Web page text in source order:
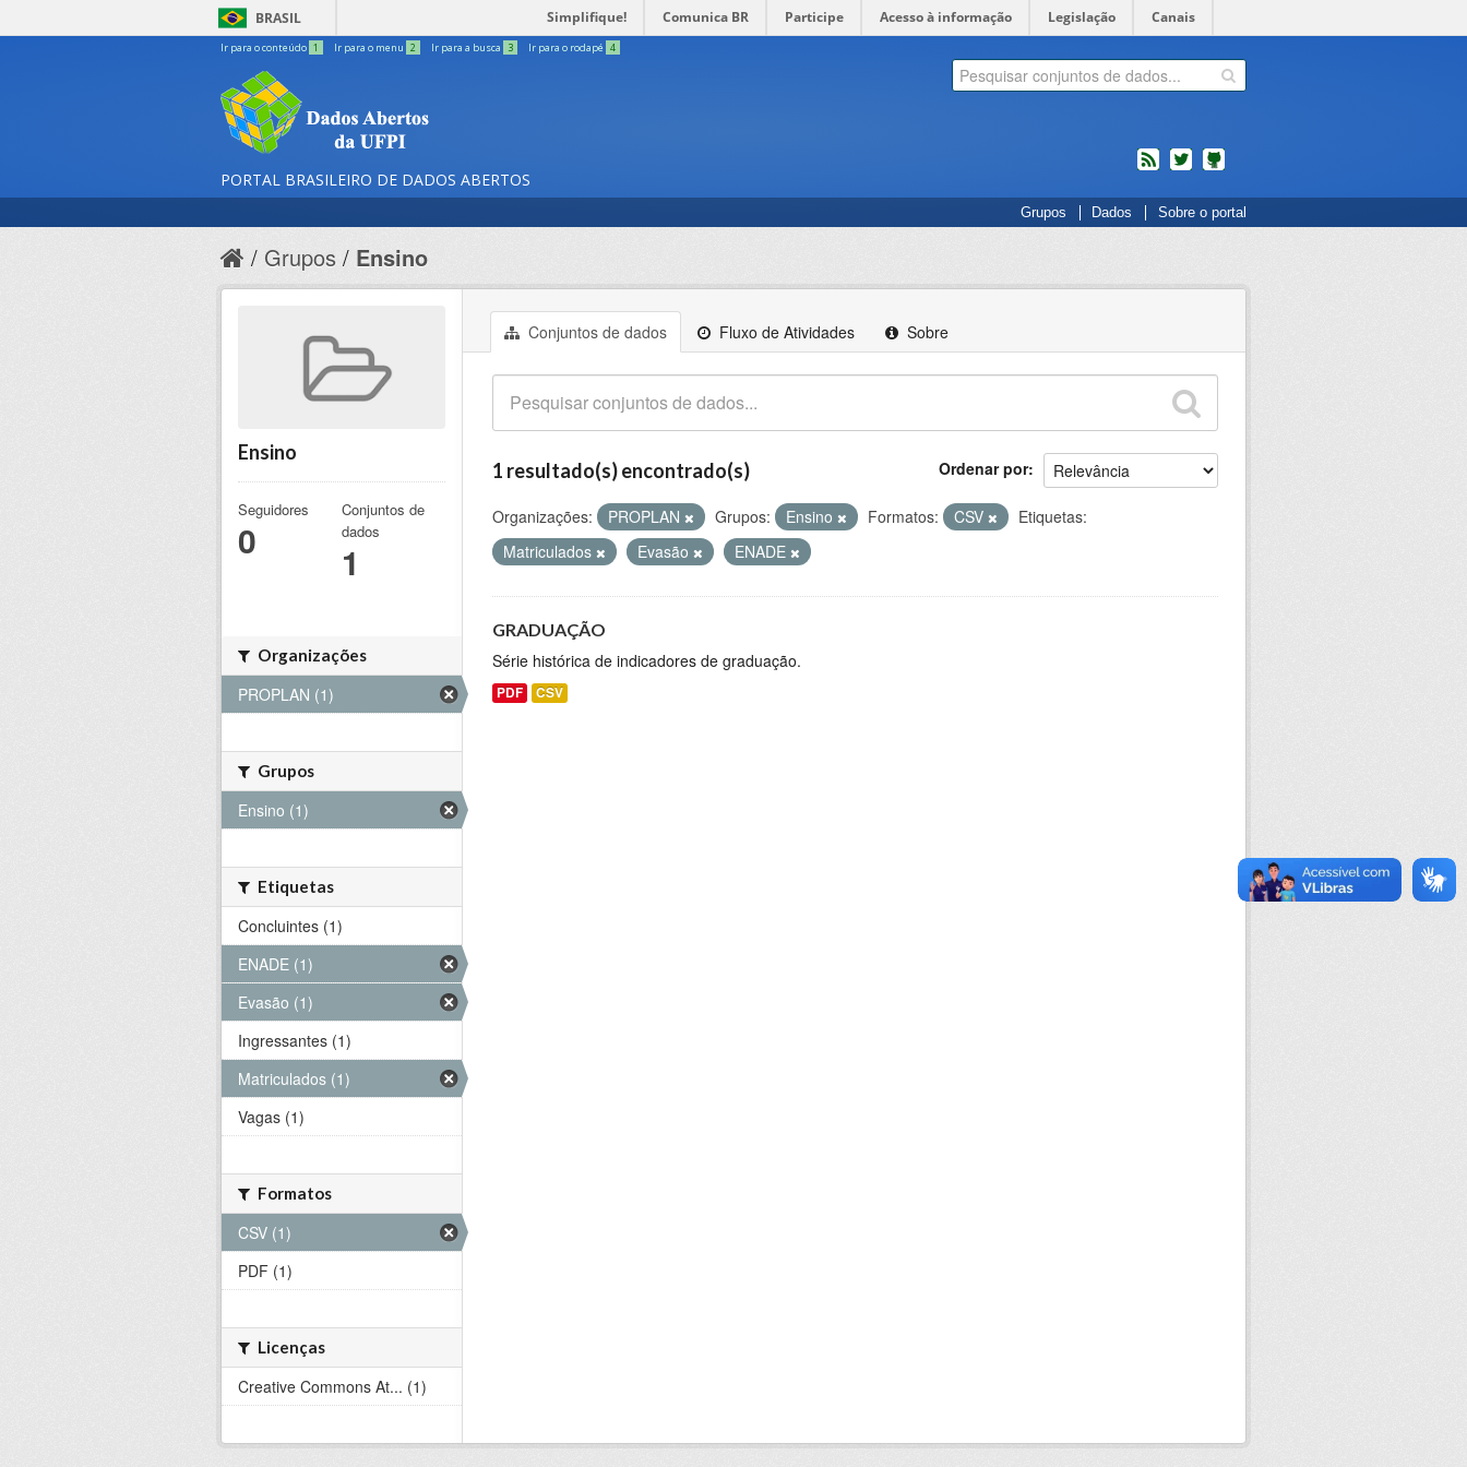
BRASIL Simplifique! Comunica BR Participe Acesso à informação Legislação Canais
Ir para o conteúdo 1 Ir para o menu 2 Ir para a busca 3 Ir para o rodapé 4
PORTAL BRASILEIRO DE DADOS ABERTOS
feed twitterCódigos
fonte
do
Github
Grupos Dados Sobre o portal
Grupos Ensino
Conjuntos de dados Fluxo de Atividades Sobre
Ordenar por
1 resultado(s) encontrado(s)
Organizações: PROPLAN Grupos: Ensino Formatos: CSV
Etiquetas:
Matriculados
Evasão ENADE
GRADUAÇÃO
Série histórica de indicadores de graduação.
PDF CSV
Ensino
Seguidores
0
Conjuntos de
dados
1
Organizações
PROPLAN (1)
Grupos
Ensino (1)
Etiquetas
Concluintes (1)
ENADE (1)
Evasão (1)
Ingressantes (1)
Matriculados (1)
Vagas (1)
Formatos
CSV (1)
PDF (1)
Licenças
Creative Commons At... (1)